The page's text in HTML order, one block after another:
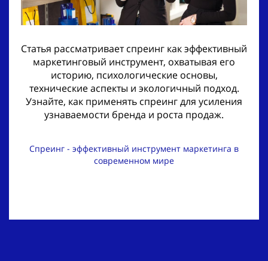
Статья рассматривает спреинг как эффективный
маркетинговый инструмент, охватывая его
историю, психологические основы,
технические аспекты и экологичный подход.
Узнайте, как применять спреинг для усиления
узнаваемости бренда и роста продаж.
Спреинг - эффективный инструмент маркетинга в
современном мире